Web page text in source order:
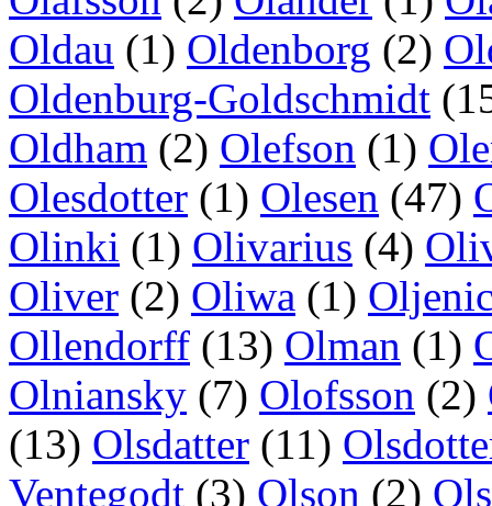
Oldau (1) Oldenborg (2)
Oldenburg-Goldschmidt
Oldham (2) Olefson (1)
Olesdotter (1) Olesen (47)
Olinki (1) Olivarius (4)
Oliver (2) Oliwa (1)
Ollendorff (13) Olman (1)
Olniansky (7) Olofsson (2)
(13) Olsdatter (11)
Ventegodt (3) Olson (2)